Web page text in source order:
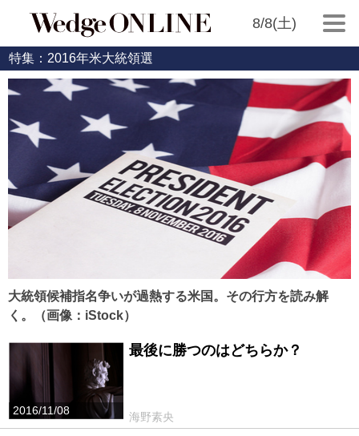
8/8(土)
特集：2016年米大統領選
大統領候補指名争いが過熱する米国。その行方を読み解
く。（画像：iStock）
2016/11/08
最後に勝つのはどちらか？
海野素央